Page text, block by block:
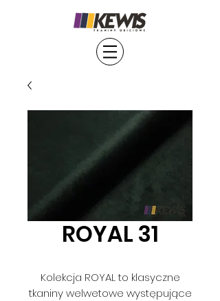
ROYAL 31
Kolekcja ROYAL to klasyczne
tkaniny welwetowe występujące